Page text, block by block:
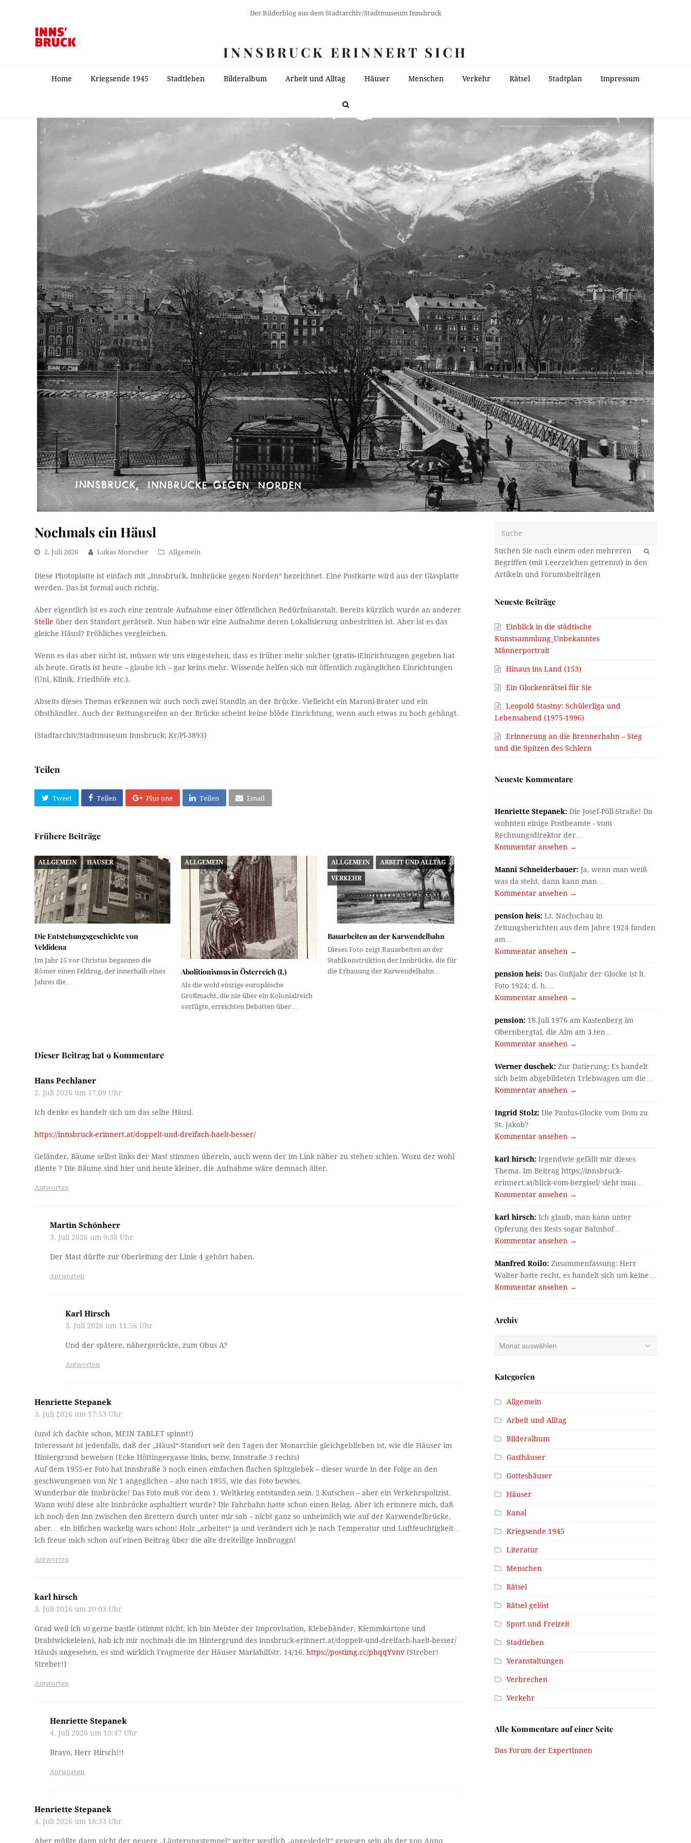
Der Bilderblog aus dem Stadtarchiv/Stadtmuseum Innsbruck
INNSBRUCK ERINNERT SICH
Home Kriegsende 1945 Stadtleben Bilderalbum Arbeit und Alltag Häuser Menschen Verkehr Rätsel Stadtplan Impressum
Nochmals ein Häusl
2. Juli 2026 Lukas Morscher Allgemein
Diese Photoplatte ist einfach mit „Innsbruck, Innbrücke gegen Norden“ bezeichnet. Eine Postkarte wird aus der Glasplatte
werden. Das ist formal auch richtig.
Aber eigentlich ist es auch eine zentrale Aufnahme einer öffentlichen Bedürfnisanstalt. Bereits kürzlich wurde an anderer
Stelleüber den Standort gerätselt. Nun haben wir eine Aufnahme deren Lokalisierung unbestritten ist. Aber ist es das
gleiche Häusl? Fröhliches vergleichen.
Wenn es das aber nicht ist, müssen wir uns eingestehen, dass es früher mehr solcher (gratis-)Einrichtungen gegeben hat
als heute. Gratis ist heute – glaube ich – gar keins mehr. Wissende helfen sich mit öffentlich zugänglichen Einrichtungen
(Uni, Klinik, Friedhöfe etc.).
Abseits dieses Themas erkennen wir auch noch zwei Standln an der Brücke. Vielleicht ein Maroni-Brater und ein
Obsthändler. Auch der Rettungsreifen an der Brücke scheint keine blöde Einrichtung, wenn auch etwas zu hoch gehängt.
(Stadtarchiv/Stadtmuseum Innsbruck; Kr/Pl-3893)
Teilen
Tweet Teilen Plus one Teilen Email
Frühere Beiträge
ALLGEMEIN HÄUSER
Die Entstehungsgeschichte von
Veldidena
Im Jahr 15 vor Christus begannen die
Römer einen Feldzug, der innerhalb eines
Jahres die…
ALLGEMEIN
Abolitionismus in Österreich (I.)
Als die wohl einzige europäische
Großmacht, die nie über ein Kolonialreich
verfügte, erreichten Debatten über…
ALLGEMEIN ARBEIT UND ALLTAG
VERKEHR
Bauarbeiten an der Karwendelbahn
Dieses Foto zeigt Bauarbeiten an der
Stahlkonstruktion der Innbrücke, die für
die Erbauung der Karwendelbahn…
Dieser Beitrag hat 9 Kommentare
Hans Pechlaner
2. Juli 2026 um 17:09 Uhr
Ich denke es handelt sich um das selbe Häusl.
https://innsbruck-erinnert.at/doppelt-und-dreifach-haelt-besser/
Geländer, Bäume selbst links der Mast stimmen überein, auch wenn der im Link näher zu stehen schien. Wozu der wohl
diente ? Die Bäume sind hier und heute kleiner, die Aufnahme wäre demnach älter.
Antworten
Martin Schönherr
3. Juli 2026 um 9:38 Uhr
Der Mast dürfte zur Oberleitung der Linie 4 gehört haben.
Antworten
Karl Hirsch
3. Juli 2026 um 11:56 Uhr
Und der spätere, nähergerückte, zum Obus A?
Antworten
Henriette Stepanek
3. Juli 2026 um 17:53 Uhr
(und ich dachte schon, MEIN TABLET spinnt!)
Interessant ist jedenfalls, daß der „Häusl“-Standort seit den Tagen der Monarchie gleichgeblieben ist, wie die Häuser im
Hintergrund beweisen (Ecke Höttingergasse links, bezw. Innstraße 3 rechts)
Auf dem 1955-er Foto hat Innsbraße 3 noch einen einfachen flachen Spitzgiebek – dieser wurde in der Folge an den
geschwungenen von Nr 1 angeglichen – also nach 1955, wie das Foto bewies.
Wunderbar die Innbrücke! Das Foto muß vor dem 1. Weltkrieg entstanden sein. 2 Kutschen – aber ein Verkehrspolizist.
Wann wohl diese alte Innbrücke asphaltiert wurde? Die Fahrbahn hatte schon einen Belag. Aber ich erinnere mich, daß
ich noch den Inn zwischen den Brettern durch unter mir sah – nicht ganz so unheimlich wie auf der Karwendelbrücke,
aber… ein bißchen wackelig wars schon! Holz „arbeitet“ ja und verändert sich je nach Temperatur und Luftfeuchtigkeit…
Ich freue mich schon auf einen Beitrag über die alte dreiteilige Innbruggn!
Antworten
karl hirsch
3. Juli 2026 um 20:03 Uhr
Grad weil ich so gerne bastle (stimmt nicht, ich bin Meister der Improvisation, Klebebänder, Klemmkartone und
Drahtwickeleien), hab ich mir nochmals die im Hintergrund des innsbruck-erinnert.at/doppelt-und-dreifach-haelt-besser/
Häusls angesehen, es sind wirklich Fragmente der Häuser Mariahilfstr. 14/16.https://postimg.cc/phqqYvnv (Streber!
Streber!)
Antworten
Henriette Stepanek
4. Juli 2026 um 10:47 Uhr
Bravo, Herr Hirsch!!!
Antworten
Henriette Stepanek
4. Juli 2026 um 18:33 Uhr
Aber müßte dann nicht der neuere „Läuterungstempel“ weiter westlich „angesiedelt“ gewesen sein als der von Anno
OK
Neueste Beiträge
Einblick in die städtische
Kunstsammlung_Unbekanntes
Männerportrait
Hinaus ins Land (153)
Ein Glockenrätsel für Sie
Leopold Stastny: Schülerliga und
Lebensabend (1975-1996)
Erinnerung an die Brennerbahn – Steg
und die Spitzen des Schlern
Neueste Kommentare
Henriette Stepanek: Die Josef-Pöll-Straße! Da
wohnten einige Postbeamte - vom
Rechnungsdirektor der…
Kommentar ansehen →
Manni Schneiderbauer: Ja, wenn man weiß
was da steht, dann kann man…
Kommentar ansehen →
pension heis: Lt. Nachschau in
Zeitungsberichten aus dem Jahre 1924 fanden
am…
Kommentar ansehen →
pension heis: Das Gußjahr der Glocke ist lt.
Foto 1924; d. h.…
Kommentar ansehen →
pension: 18.Juli 1976 am Kastenberg im
Obernbergtal, die Alm am 3.ten…
Kommentar ansehen →
Werner duschek: Zur Datierung: Es handelt
sich beim abgebildeten Triebwagen um die…
Kommentar ansehen →
Ingrid Stolz: Die Paulus-Glocke vom Dom zu
St. Jakob?
Kommentar ansehen →
karl hirsch: Irgendwie gefällt mir dieses
Thema. Im Beitrag https://innsbruck-
erinnert.at/blick-vom-bergisel/ sieht man…
Kommentar ansehen →
karl hirsch: Ich glaub, man kann unter
Opferung des Rests sogar Bahnhof…
Kommentar ansehen →
Manfred Roilo: Zusammenfassung: Herr
Walter hatte recht, es handelt sich um keine…
Kommentar ansehen →
Archiv
Kategorien
Allgemein
Arbeit und Alltag
Bilderalbum
Gasthäuser
Gotteshäuser
Häuser
Kanal
Kriegsende 1945
Literatur
Menschen
Rätsel
Rätsel gelöst
Sport und Freizeit
Stadtleben
Veranstaltungen
Verbrechen
Verkehr
Alle Kommentare auf einer Seite
Das Forum der ExpertInnen